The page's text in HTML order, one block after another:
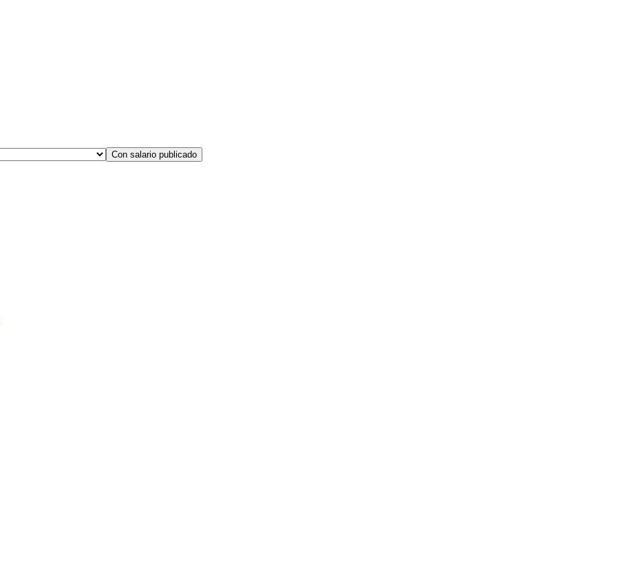
Con salario publicado